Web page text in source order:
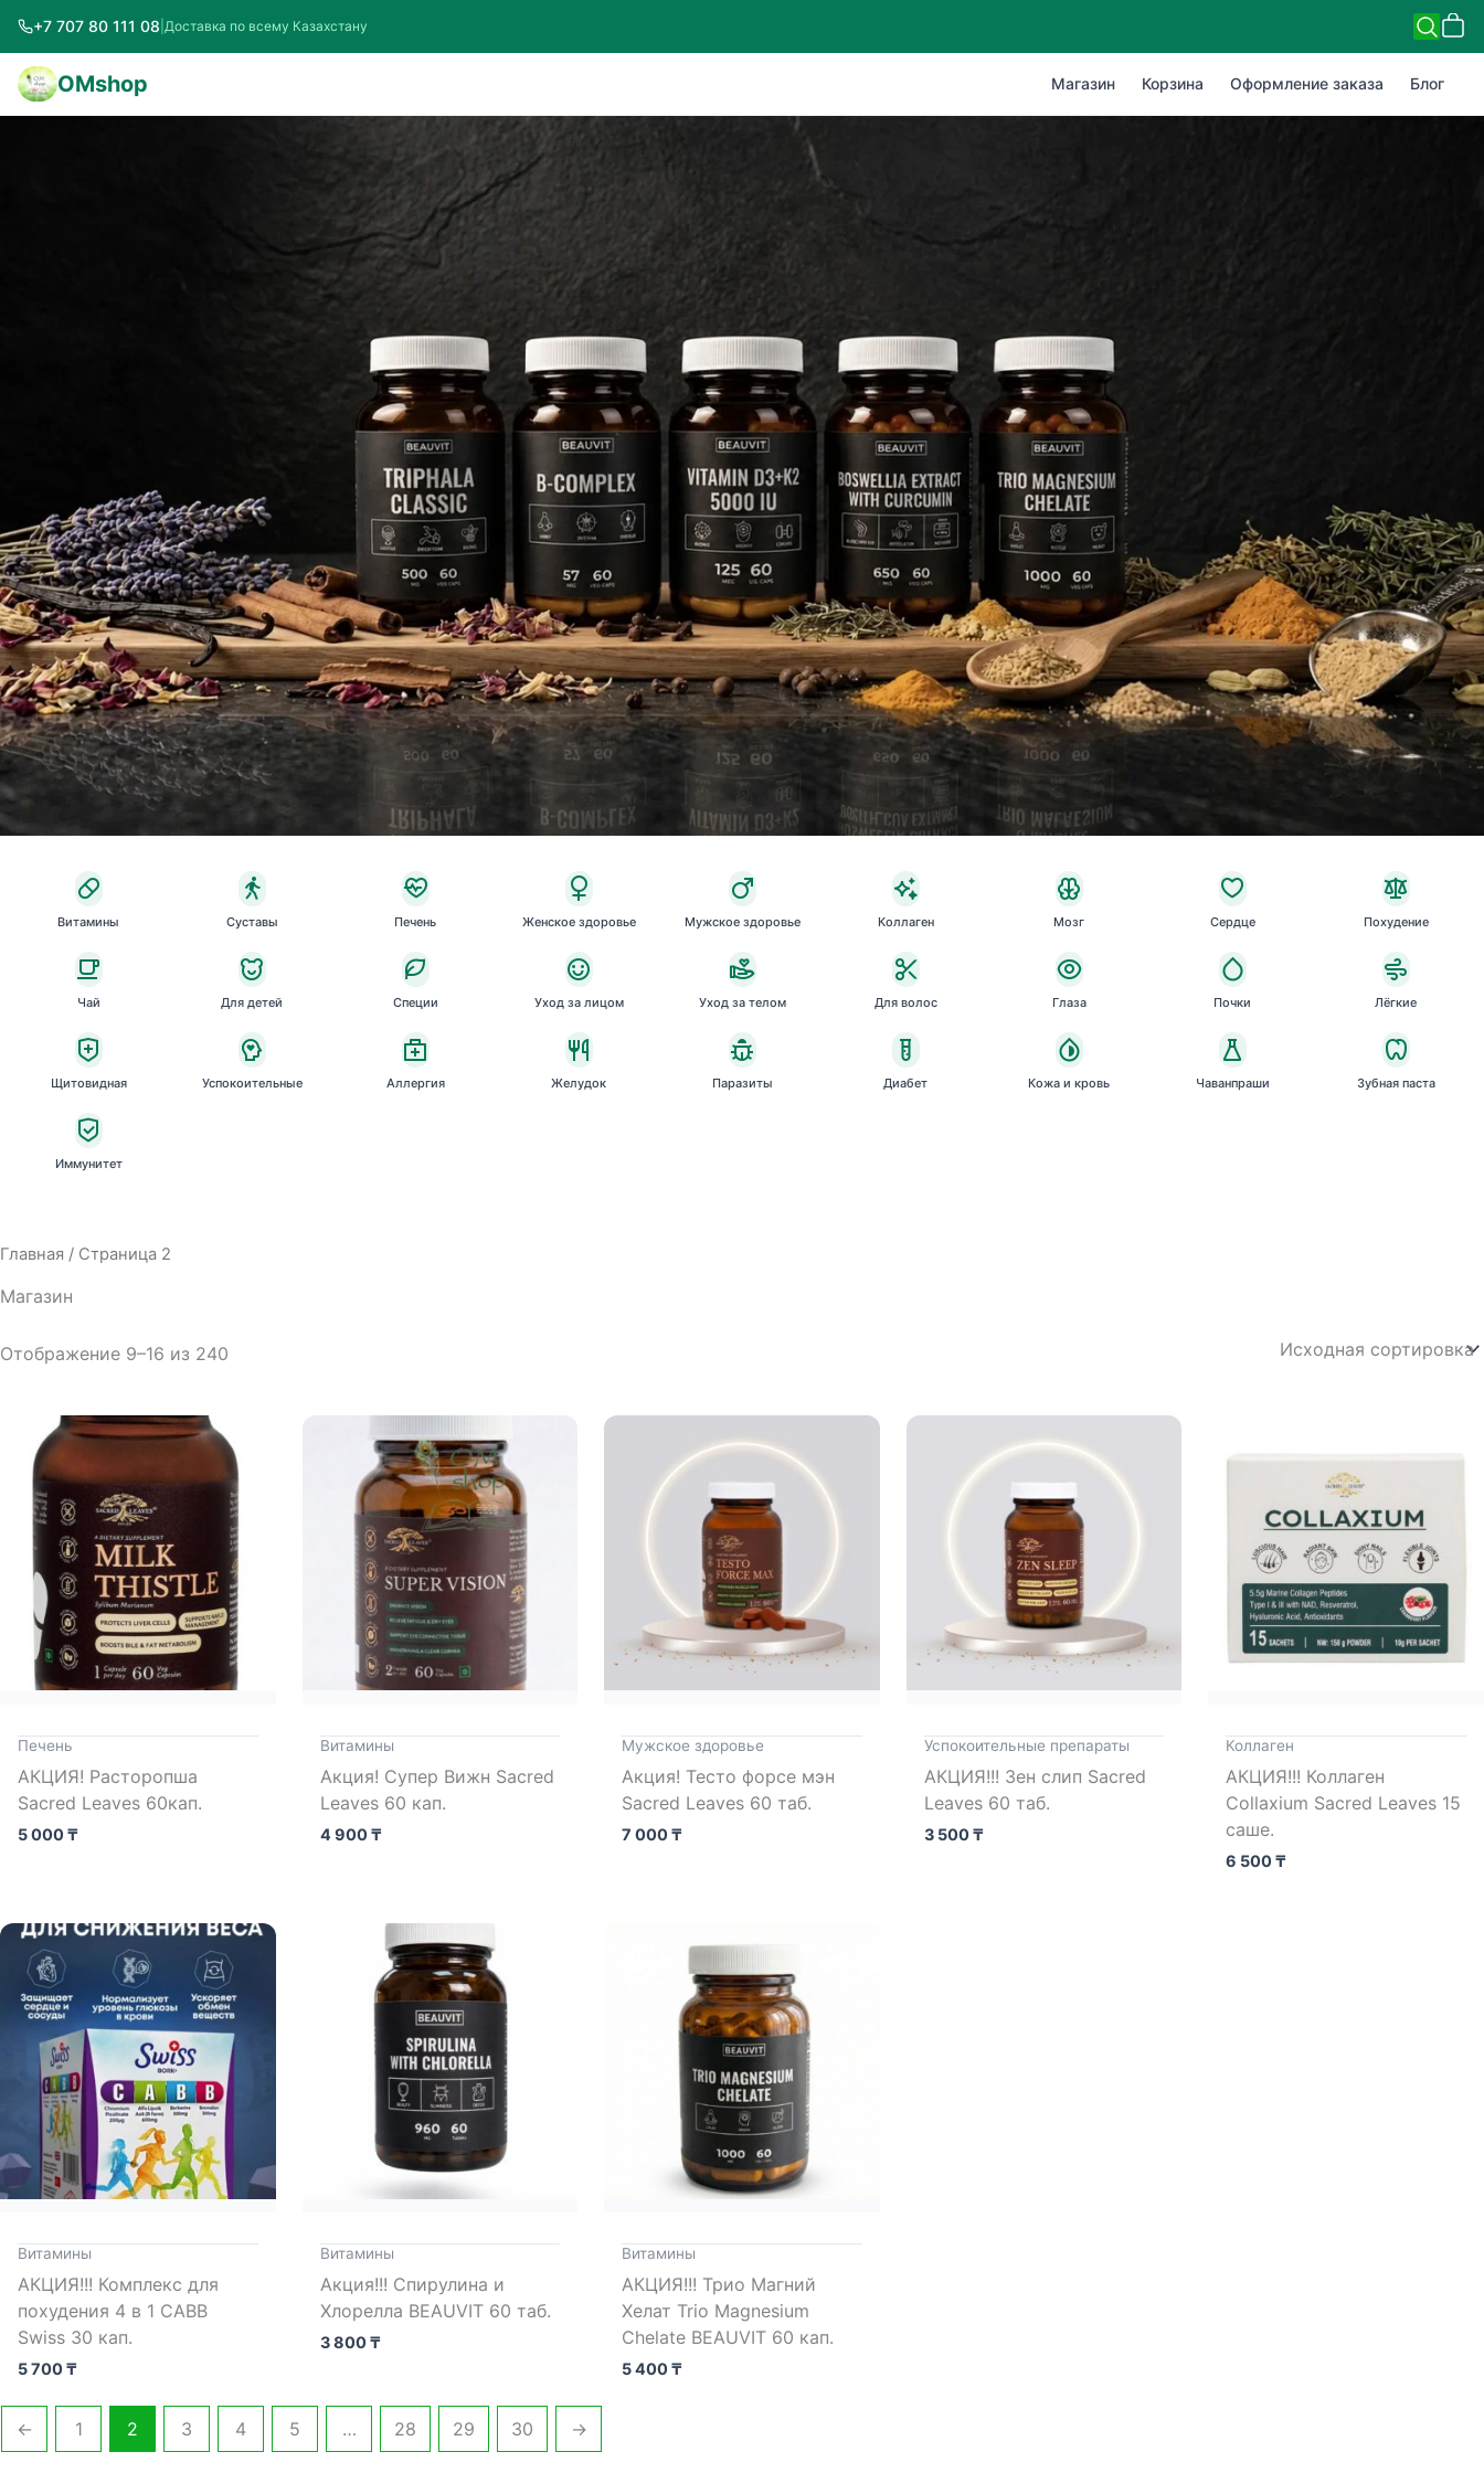
+7 707 80 111 08 Доставка по всему Казахстану
OMshop Магазин Корзина Оформление заказа Блог
Витамины Суставы Печень Женское здоровье Мужское здоровье Коллаген Мозг Сердце Похудение
Чай Для детей Специи Уход за лицом Уход за телом Для волос Глаза Почки Лёгкие
Щитовидная Успокоительные Аллергия Желудок Паразиты Диабет Кожа и кровь Чаванпраши Зубная паста
Иммунитет
Главная / Страница 2
Магазин
Отображение 9–16 из 240
Печень
АКЦИЯ! Расторопша
Sacred Leaves 60кап.
5 000₸
Витамины
Акция! Супер Вижн Sacred
Leaves 60 кап.
4 900₸
Мужское здоровье
Акция! Тесто форсе мэн
Sacred Leaves 60 таб.
7 000₸
Успокоительные препараты
АКЦИЯ!!! Зен слип Sacred
Leaves 60 таб.
3 500₸
Коллаген
АКЦИЯ!!! Коллаген
Collaxium Sacred Leaves 15
саше.
6 500₸
Витамины
АКЦИЯ!!! Комплекс для
похудения 4 в 1 САВВ
Swiss 30 кап.
5 700₸
Витамины
Акция!!! Спирулина и
Хлорелла BEAUVIT 60 таб.
3 800₸
Витамины
АКЦИЯ!!! Трио Магний
Хелат Trio Magnesium
Chelate BEAUVIT 60 кап.
5 400₸
← 1 2 3 4 5 … 28 29 30 →